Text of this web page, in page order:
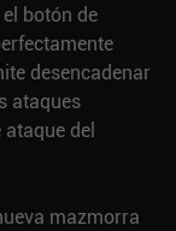
botón de
desencadenar
ataques
del
mazmorra